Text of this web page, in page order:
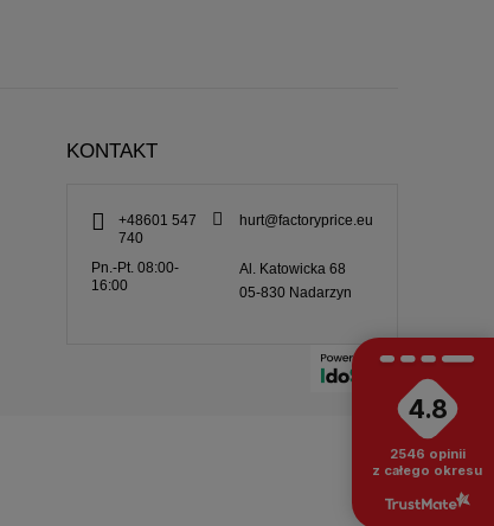
KONTAKT
+48601 547
740
hurt@factoryprice.eu
Pn.-Pt. 08:00-
16:00
Al. Katowicka 68
05-830 Nadarzyn
4.8
2546 opinii
z całego okresu